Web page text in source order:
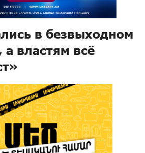
в безвыходном
властям всё